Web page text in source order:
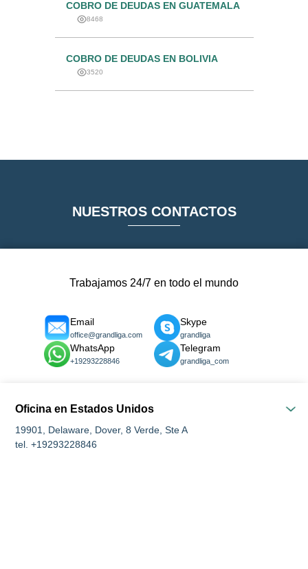
COBRO DE DEUDAS EN GUATEMALA
8468
COBRO DE DEUDAS EN BOLIVIA
3520
NUESTROS CONTACTOS
Oficina en Estados Unidos
19901, Delaware, Dover, 8 Verde, Ste A
tel. +19293228846
Trabajamos 24/7 en todo el mundo
Email
office@grandliga.com
Skype
grandliga
WhatsApp
+19293228846
Telegram
grandliga_com